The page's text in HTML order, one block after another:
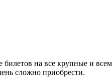
билетов на все крупные и
сложно приобрести.